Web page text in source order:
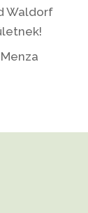
Waldorf